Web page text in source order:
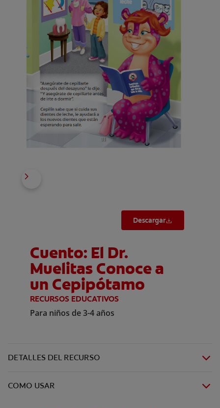
Descargar
Cuento: El Dr.
Muelitas Conoce a
un Cepipótamo
RECURSOS EDUCATIVOS
Para niños de 3-4 años
DETALLES DEL RECURSO
COMO USAR